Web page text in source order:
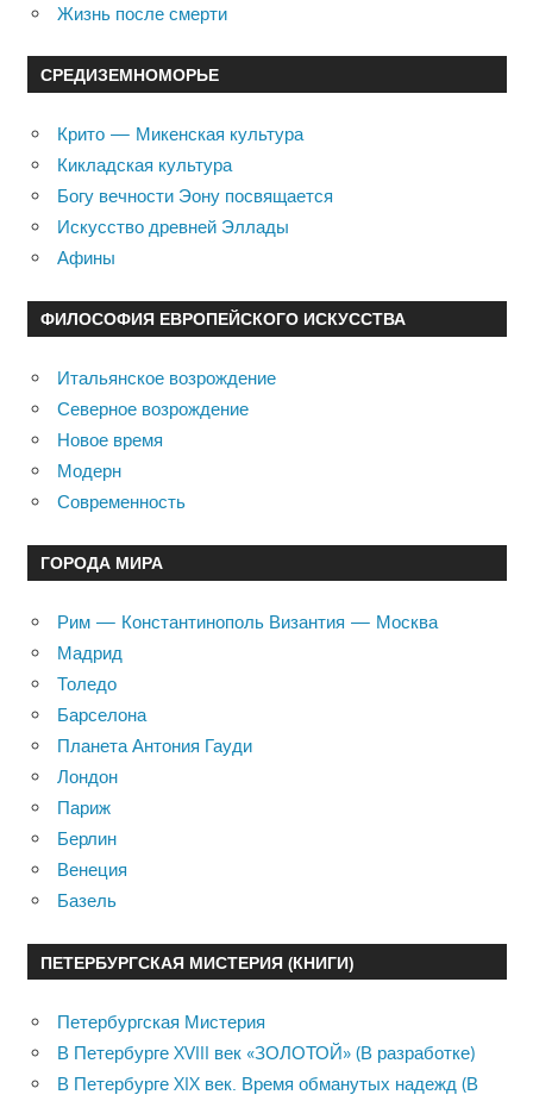
Жизнь после смерти
СРЕДИЗЕМНОМОРЬЕ
Крито — Микенская культура
Кикладская культура
Богу вечности Эону посвящается
Искусство древней Эллады
Афины
ФИЛОСОФИЯ ЕВРОПЕЙСКОГО ИСКУССТВА
Итальянское возрождение
Северное возрождение
Новое время
Модерн
Современность
ГОРОДА МИРА
Рим — Константинополь Византия — Москва
Мадрид
Толедо
Барселона
Планета Антония Гауди
Лондон
Париж
Берлин
Венеция
Базель
ПЕТЕРБУРГСКАЯ МИСТЕРИЯ (КНИГИ)
Петербургская Мистерия
В Петербурге XVIII век «ЗОЛОТОЙ» (В разработке)
В Петербурге XIX век. Время обманутых надежд (В